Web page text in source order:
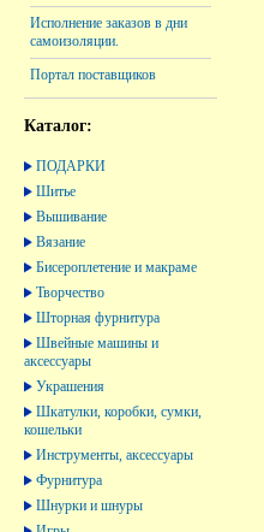
Исполнение заказов в дни
самоизоляции.
Портал поставщиков
Каталог:
ПОДАРКИ
Шитье
Вышивание
Вязание
Бисероплетение и макраме
Творчество
Шторная фурнитура
Швейные машины и
аксессуары
Украшения
Шкатулки, коробки, сумки,
кошельки
Инструменты, аксессуары
Фурнитура
Шнурки и шнуры